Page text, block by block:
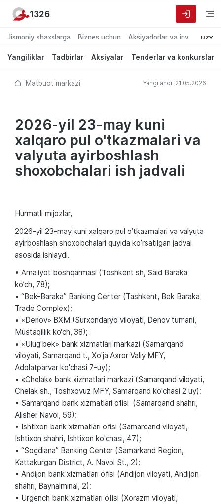
Jismoniy shaxslarga Biznes uchun Aksiyadorlar va investorlarga
uz
Yangiliklar Tadbirlar Aksiyalar Tenderlar va konkurslar
1326
Matbuot markazi Yangilandi: 21.05.2026
2026-yil 23-may kuni
xalqaro pul o'tkazmalari va
valyuta ayirboshlash
shoxobchalari ish jadvali
Hurmatli mijozlar,
2026-yil 23-may kuni xalqaro pul o’tkazmalari va valyuta
ayirboshlash shoxobchalari quyida ko’rsatilgan jadval
asosida ishlaydi.
• Amaliyot boshqarmasi (Toshkent sh, Said Baraka
ko’ch, 78);
• “Bek-Baraka” Banking Center (Tashkent, Bek Baraka
Trade Complex);
• «Denov» BXM (Surxondaryo viloyati, Denov tumani,
Mustaqillik ko‘ch, 38);
• «Ulug'bek» bank xizmatlari markazi (Samarqand
viloyati, Samarqand t., Xo'ja Axror Valiy MFY,
Adolatparvar ko'chasi 7-uy);
• «Chelak» bank xizmatlari markazi (Samarqand viloyati,
Chelak sh., Toshxovuz MFY, Samarqand ko'chasi 2 uy);
• Samarqand bank xizmatlari ofisi (Samarqand shahri,
Alisher Navoi, 59);
• Ishtixon bank xizmatlari ofisi (Samarqand viloyati,
Ishtixon shahri, Ishtixon ko'chasi, 47);
• “Sogdiana” Banking Center (Samarkand Region,
Kattakurgan District, A. Navoi St., 2);
• Andijon bank xizmatlari ofisi (Andijon viloyati, Andijon
shahri, Baynalminal, 2);
• Urgench bank xizmatlari ofisi (Xorazm viloyati,